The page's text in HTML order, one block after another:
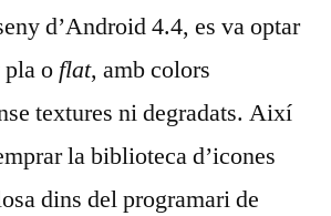
d’Android 4.4, es va optar
o flat, amb colors
textures ni degradats. Així
la biblioteca d’icones
dins del programari de